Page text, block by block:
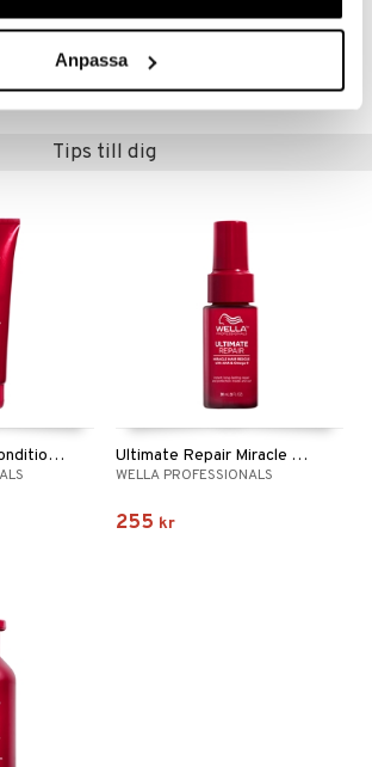
Anpassa
Tips till dig
Ultimate Repair Conditioner Ultimate Repair Miracle Hair Rescue
WELLA PROFESSIONALS
255 kr